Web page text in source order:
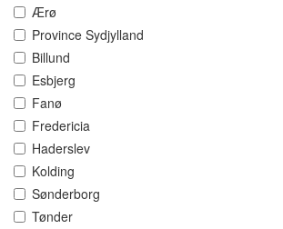
Ærø
Province Sydjylland
Billund
Esbjerg
Fanø
Fredericia
Haderslev
Kolding
Sønderborg
Tønder